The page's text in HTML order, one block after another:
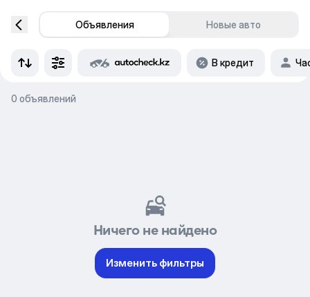
Объявления Новые авто
В кредит
0 объявлений
Ничего не найдено
Изменить фильтры